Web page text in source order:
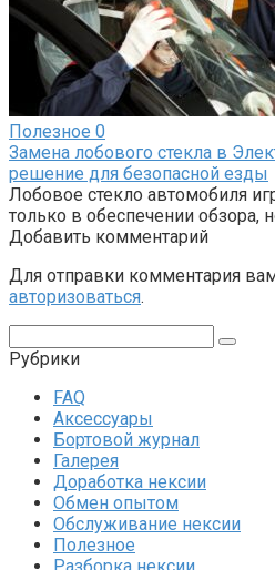
Полезное 0
Замена лобового стекла в
решение для безопасной езды
Лобовое стекло автомобиля
только в обеспечении обзора,
Добавить комментарий
Для отправки комментария
авторизоваться.
Рубрики
FAQ
Аксессуары
Бортовой журнал
Галерея
Доработка нексии
Обмен опытом
Обслуживание нексии
Полезное